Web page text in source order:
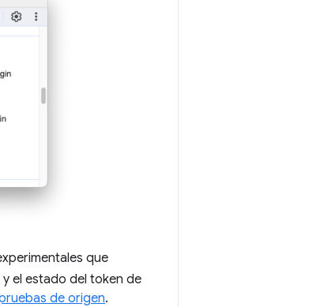
que
el estado del token de
de origen.